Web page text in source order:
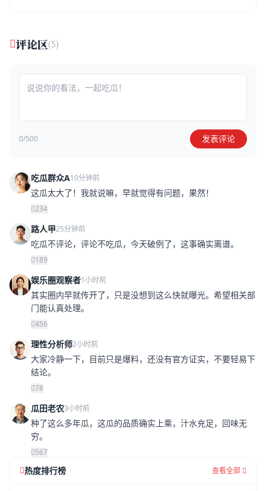
评论区(5)
0/500 发表评论
吃瓜群众A10分钟前
这瓜太大了！我就说嘛，早就觉得有问题，果然！
234
路人甲25分钟前
吃瓜不评论，评论不吃瓜，今天破例了，这事确实离谱。
189
娱乐圈观察者1小时前
其实圈内早就传开了，只是没想到这么快就曝光。希望相关部
门能认真处理。
456
理性分析师2小时前
大家冷静一下，目前只是爆料，还没有官方证实，不要轻易下
结论。
78
瓜田老农3小时前
种了这么多年瓜，这瓜的品质确实上乘，汁水充足，回味无
穷。
567
热度排行榜 查看全部